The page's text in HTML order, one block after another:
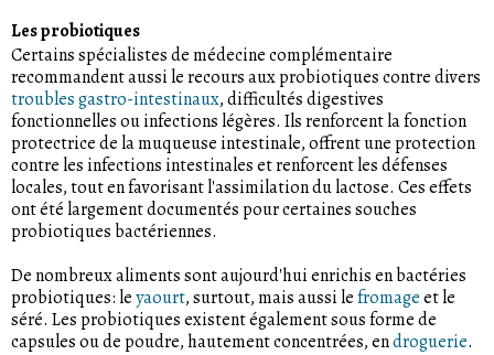
Les probiotiques
Certains spécialistes de médecine complémentaire
recommandent aussi le recours aux probiotiques contre divers
troubles gastro-intestinaux, difficultés digestives
fonctionnelles ou infections légères. Ils renforcent la fonction
protectrice de la muqueuse intestinale, offrent une protection
contre les infections intestinales et renforcent les défenses
locales, tout en favorisant l'assimilation du lactose. Ces effets
ont été largement documentés pour certaines souches
probiotiques bactériennes.
De nombreux aliments sont aujourd'hui enrichis en bactéries
probiotiques: leyaourt, surtout, mais aussi lefromageet le
séré. Les probiotiques existent également sous forme de
capsules ou de poudre, hautement concentrées, endroguerie.